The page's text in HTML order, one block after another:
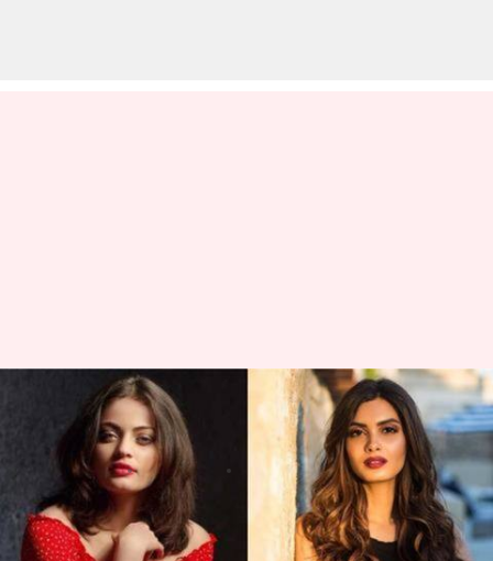
रातों-रात स्टार बनी ये अभिनेत्रियां
आज हो चुकी हैं इंडस्ट्री से गायब
भावना साहनी Mar 22, 2020 05:00 pm
क्या है खबर?